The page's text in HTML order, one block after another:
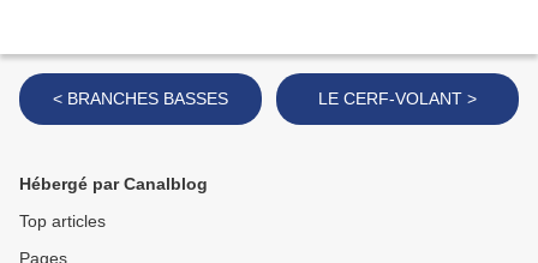
< BRANCHES BASSES LE CERF-VOLANT >
Hébergé par Canalblog
Top articles
Pages